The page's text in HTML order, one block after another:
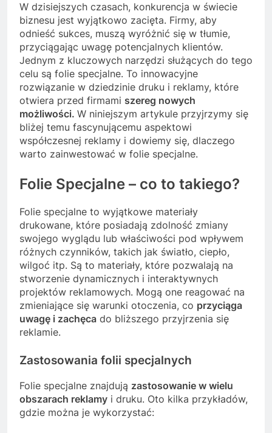
W dzisiejszych czasach, konkurencja w świecie
biznesu jest wyjątkowo zacięta. Firmy, aby
odnieść sukces, muszą wyróżnić się w tłumie,
przyciągając uwagę potencjalnych klientów.
Jednym z kluczowych narzędzi służących do tego
celu są folie specjalne. To innowacyjne
rozwiązanie w dziedzinie druku i reklamy, które
otwiera przed firmami szereg nowych
możliwości. W niniejszym artykule przyjrzymy się
bliżej temu fascynującemu aspektowi
współczesnej reklamy i dowiemy się, dlaczego
warto zainwestować w folie specjalne.
Folie Specjalne – co to takiego?
Folie specjalne to wyjątkowe materiały
drukowane, które posiadają zdolność zmiany
swojego wyglądu lub właściwości pod wpływem
różnych czynników, takich jak światło, ciepło,
wilgoć itp. Są to materiały, które pozwalają na
stworzenie dynamicznych i interaktywnych
projektów reklamowych. Mogą one reagować na
zmieniające się warunki otoczenia, co przyciąga
uwagę i zachęca do bliższego przyjrzenia się
reklamie.
Zastosowania folii specjalnych
Folie specjalne znajdują zastosowanie w wielu
obszarach reklamy i druku. Oto kilka przykładów,
gdzie można je wykorzystać: